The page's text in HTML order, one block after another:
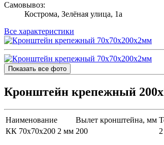
Самовывоз:
Кострома, Зелёная улица, 1а
Все характеристики
Показать все фото
Кронштейн крепежный
Наименование Вылет кронштейна, мм
КК 70х70х200 2 мм 200 2